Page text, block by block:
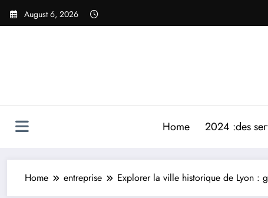
Skip
August 6, 2026
Home 2024 :des
Home entreprise Explorer la ville historique de Lyon :